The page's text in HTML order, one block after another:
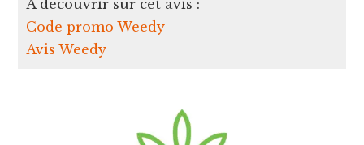
A découvrir sur cet avis :
Code promo Weedy
Avis Weedy